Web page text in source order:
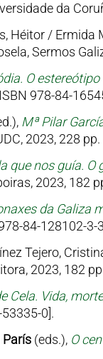
da
Héitor / Ermida
Sermos
O
978-84-
Mª Pilar
2023, 228
que nos guía.
2023, 182
da Galiza
84-128102-3-
Tejero,
2023, 182
Cela. Vida,
0].
(eds.), O